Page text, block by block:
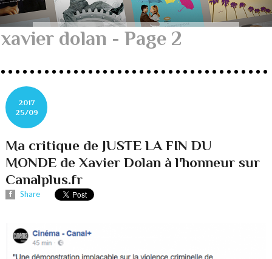
xavier dolan - Page 2
2017
25/09
Ma critique de JUSTE LA FIN DU
MONDE de Xavier Dolan à l'honneur sur
Canalplus.fr
Share